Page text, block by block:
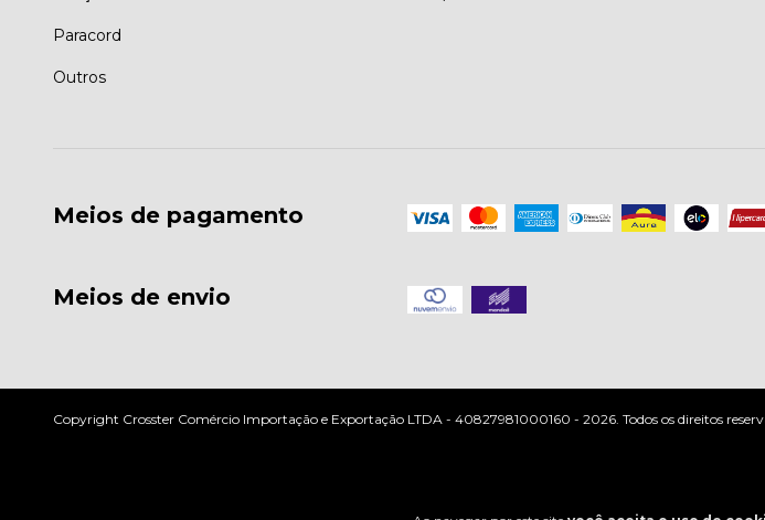
Paracord
Outros
Meios de pagamento
Meios de envio
Copyright Crosster Comércio Importação e Exportação LTDA - 40827981000160 - 2026. Todos os direitos